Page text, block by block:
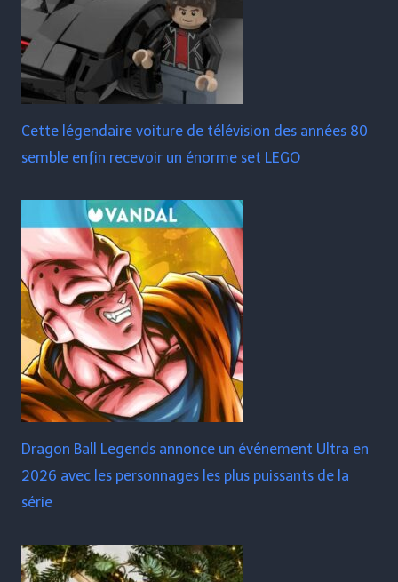
Cette légendaire voiture de télévision des années 80
semble enfin recevoir un énorme set LEGO
Dragon Ball Legends annonce un événement Ultra en
2026 avec les personnages les plus puissants de la
série